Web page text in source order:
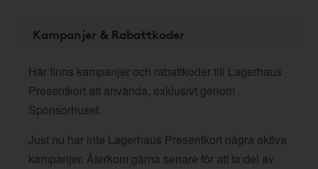
Kampanjer & Rabattkoder
Här finns kampanjer och rabattkoder till Lagerhaus
Presentkort att använda, exklusivt genom
Sponsorhuset.
Just nu har inte Lagerhaus Presentkort några aktiva
kampanjer. Återkom gärna senare för att ta del av